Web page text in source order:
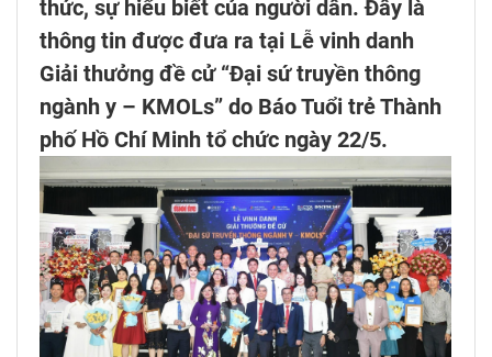
thức, sự hiểu biết của người dân. Đây là
thông tin được đưa ra tại Lễ vinh danh
Giải thưởng đề cử “Đại sứ truyền thông
ngành y – KMOLs” do Báo Tuổi trẻ Thành
phố Hồ Chí Minh tổ chức ngày 22/5.